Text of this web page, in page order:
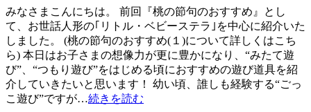
みなさまこんにちは。 前回『桃の節句のおすすめ』とし
て、お世話人形の｢リトル・ベビーステラ｣を中心に紹介いた
しました。 (桃の節句のおすすめ(１)について詳しくはこち
ら) 本日はお子さまの想像力が更に豊かになり、“みたて遊
び”、“つもり遊び”をはじめる頃におすすめの遊び道具を紹
介していきたいと思います！ 幼い頃、誰しも経験する“ごっ
こ遊び”ですが…続きを読む